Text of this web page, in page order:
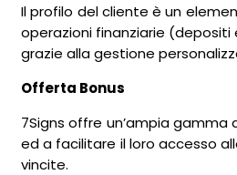
Il profilo del cliente è un
operazioni finanziarie
grazie alla gestione
Offerta Bonus
7Signs offre un’ampia
ed a facilitare il loro accesso
vincite.